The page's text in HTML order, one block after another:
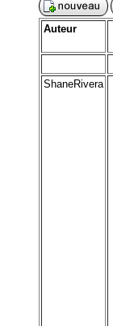
Auteur
ShaneRivera